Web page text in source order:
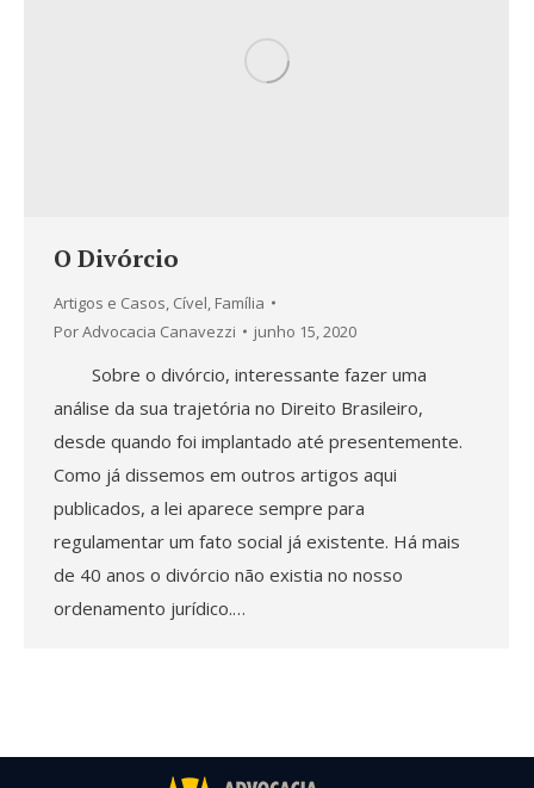
O Divórcio
Artigos e Casos, Cível, Família
PorAdvocacia Canavezzi junho 15, 2020
Sobre o divórcio, interessante fazer uma
análise da sua trajetória no Direito Brasileiro,
desde quando foi implantado até presentemente.
Como já dissemos em outros artigos aqui
publicados, a lei aparece sempre para
regulamentar um fato social já existente. Há mais
de 40 anos o divórcio não existia no nosso
ordenamento jurídico.…